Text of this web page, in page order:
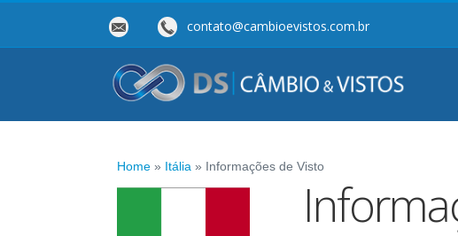
contato@cambioevistos.com.br
Home » Itália » Informações de Visto